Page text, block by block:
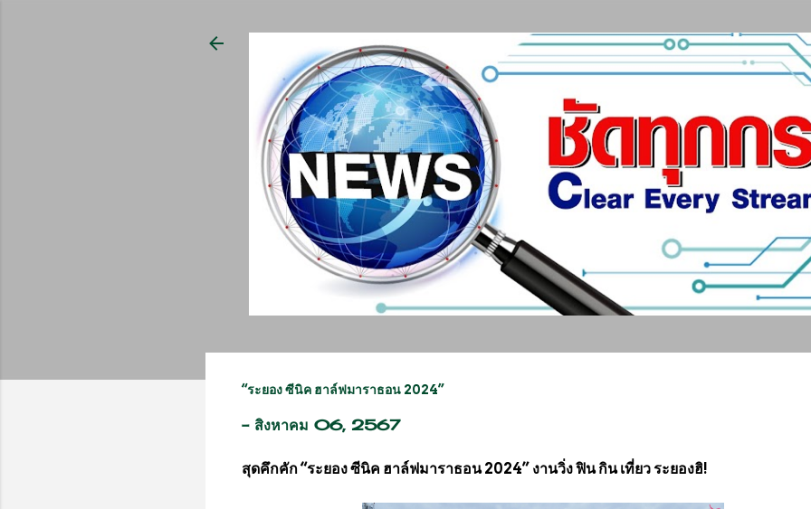
“ระยอง ซีนิค ฮาล์ฟมาราธอน 2024”
- สิงหาคม 06, 2567
สุดคึกคัก “ระยอง ซีนิค ฮาล์ฟมาราธอน 2024” งานวิ่ง ฟิน กิน เที่ยว ระยองฮิ!